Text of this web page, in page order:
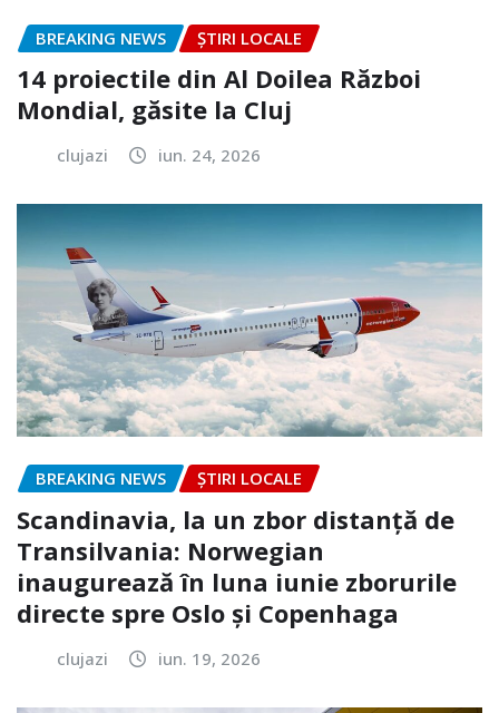
BREAKING NEWS ȘTIRI LOCALE
14 proiectile din Al Doilea Război
Mondial, găsite la Cluj
clujazi iun. 24, 2026
BREAKING NEWS ȘTIRI LOCALE
Scandinavia, la un zbor distanță de
Transilvania: Norwegian
inaugurează în luna iunie zborurile
directe spre Oslo și Copenhaga
clujazi iun. 19, 2026